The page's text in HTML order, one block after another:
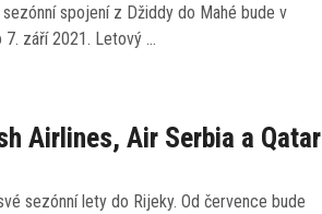
spojení z Džiddy do Mahé bude v
září 2021. Letový …
Airlines, Air Serbia a Qatar
sezónní lety do Rijeky. Od července bude